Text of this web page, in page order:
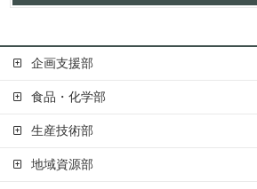
企画支援部
食品・化学部
生産技術部
地域資源部